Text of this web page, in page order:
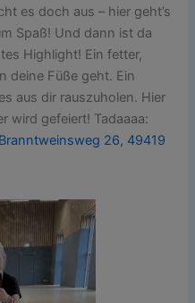
es doch aus – hier geht’s
Spaß! Und dann ist da
Highlight! Ein fetter,
deine Füße geht. Ein
aus dir rauszuholen. Hier
wird gefeiert! Tadaaaa:
26, 49419